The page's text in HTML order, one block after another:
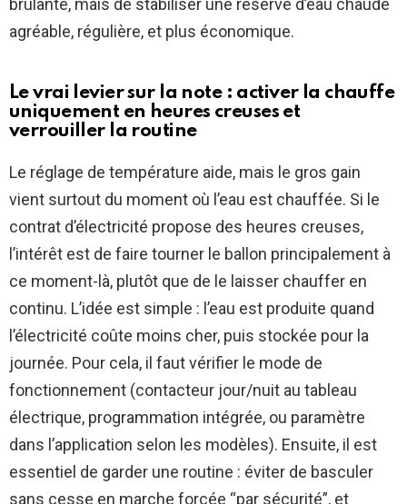
brûlante, mais de stabiliser une réserve d’eau chaude
agréable, régulière, et plus économique.
Le vrai levier sur la note : activer la chauffe
uniquement en heures creuses et
verrouiller la routine
Le réglage de température aide, mais le gros gain
vient surtout du moment où l’eau est chauffée. Si le
contrat d’électricité propose des heures creuses,
l’intérêt est de faire tourner le ballon principalement à
ce moment-là, plutôt que de le laisser chauffer en
continu. L’idée est simple : l’eau est produite quand
l’électricité coûte moins cher, puis stockée pour la
journée. Pour cela, il faut vérifier le mode de
fonctionnement (contacteur jour/nuit au tableau
électrique, programmation intégrée, ou paramètre
dans l’application selon les modèles). Ensuite, il est
essentiel de garder une routine : éviter de basculer
sans cesse en marche forcée “par sécurité”, et